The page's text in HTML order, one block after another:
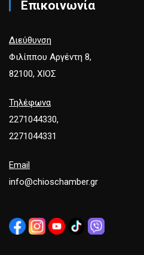
Επικοινωνία
Διεύθυνση
Φιλίππου Αργέντη 8,
82100, ΧΙΟΣ
Τηλέφωνα
2271044330,
2271044331
Email
info@chioschamber.gr